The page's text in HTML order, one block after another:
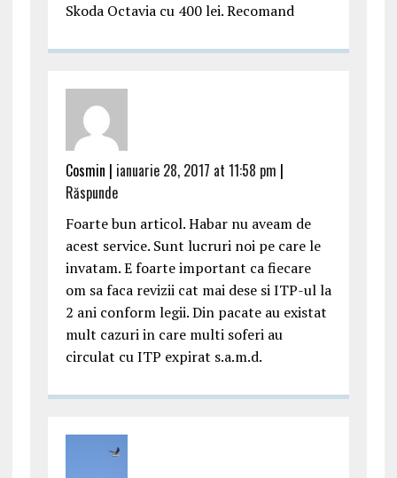
Skoda Octavia cu 400 lei. Recomand
Cosmin | ianuarie 28, 2017 at 11:58 pm |
Răspunde
Foarte bun articol. Habar nu aveam de
acest service. Sunt lucruri noi pe care le
invatam. E foarte important ca fiecare
om sa faca revizii cat mai dese si ITP-ul la
2 ani conform legii. Din pacate au existat
mult cazuri in care multi soferi au
circulat cu ITP expirat s.a.m.d.